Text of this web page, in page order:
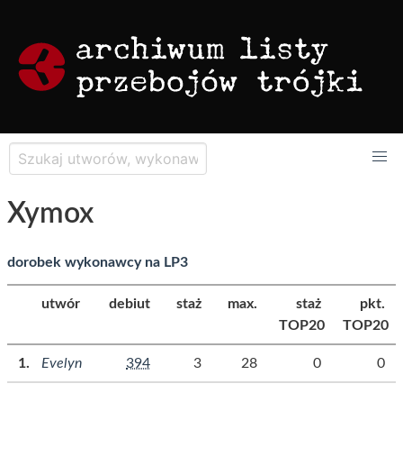
Xymox
dorobek wykonawcy na LP3
utwór debiut staż max.
staż
TOP20
pkt.
TOP20
Evelyn 394 3 28 0 0